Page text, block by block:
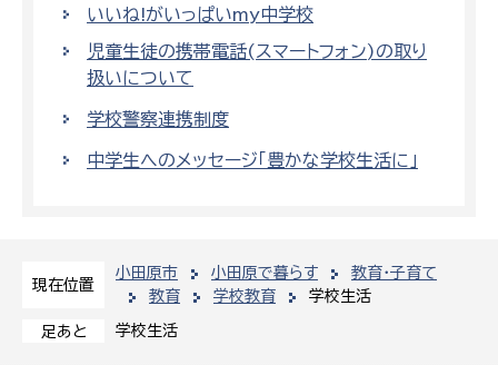
現在位置
小田原市 小田原で暮らす
教育・子育て
教育
学校教育 学校生活
足あと 学校生活
いいね!がいっぱいmy中学校
児童生徒の携帯電話(スマートフォン)の取り
扱いについて
学校警察連携制度
中学生へのメッセージ「豊かな学校生活に」